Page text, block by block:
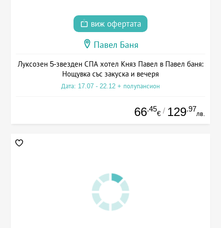
виж офертата
Павел Баня
Луксозен 5-звезден СПА хотел Княз Павел в Павел баня:
Нощувка със закуска и вечеря
Дата: 17.07 - 22.12 + полупансион
66.45
€ / 129.97
лв.